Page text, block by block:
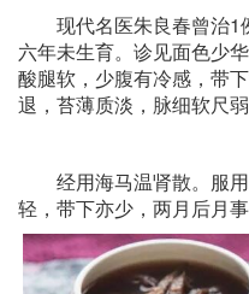
现代名医朱良春曾治
六年未生育。诊见面色少
酸腿软，少腹有冷感，带
退，苔薄质淡，脉细软尺弱
经用海马温肾散。服
轻，带下亦少，两月后月